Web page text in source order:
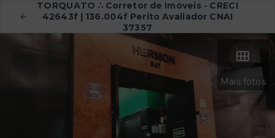
TORQUATO ∴ Corretor de Imóveis - CRECI
42643f | 136.004f Perito Avaliador CNAI
37357
Mais fotos